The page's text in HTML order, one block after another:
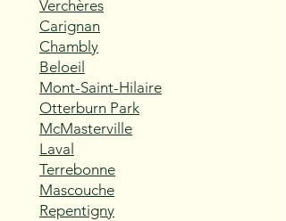
Verchères
Carignan
Chambly
Beloeil
Mont-Saint-Hilaire
Otterburn Park
McMasterville
Laval
Terrebonne
Mascouche
Repentigny